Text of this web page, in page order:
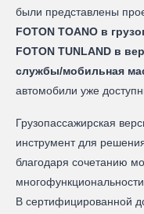
были представлены
FOTON TOANO в
FOTON TUNLAND в
службы/мобильная
автомобили уже
Грузопассажирская
инструмент для
благодаря сочетанию
В сертифицированной